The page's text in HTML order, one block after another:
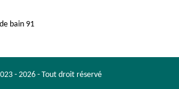
bain 91
- 2026 - Tout droit réservé